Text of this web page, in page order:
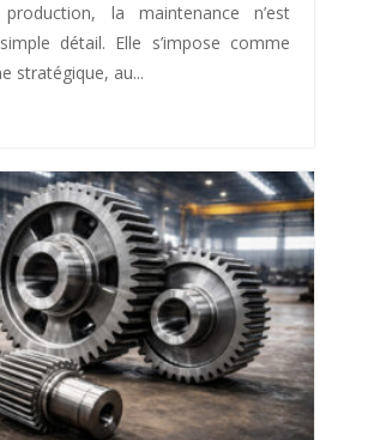
la maintenance n’est
détail. Elle s’impose comme
stratégique, au...